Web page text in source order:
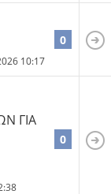
10:17
0
ΓΙΑ
0